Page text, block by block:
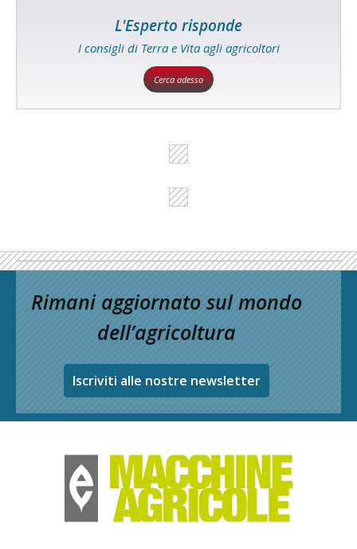
L'Esperto risponde
I consigli di Terra e Vita agli agricoltori
Cerca adesso
Rimani aggiornato sul mondo
dell’agricoltura
Iscriviti alle nostre newsletter